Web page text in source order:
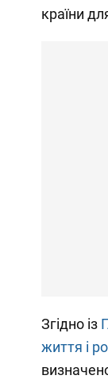
країни
Згідно із
життя і